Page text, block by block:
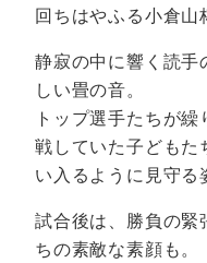
回ちはやふる小倉山
静寂の中に響く読手
しい畳の音。
トップ選手たちが
戦していた子どもた
い入るように見守る
試合後は、勝負の緊
ちの素敵な素顔も。